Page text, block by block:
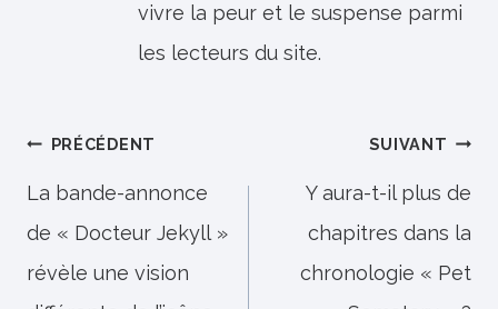
vivre la peur et le suspense parmi
les lecteurs du site.
Navigation
de
l’article
PRÉCÉDENT
La bande-annonce
de « Docteur Jekyll »
révèle une vision
SUIVANT
Y aura-t-il plus de
chapitres dans la
chronologie « Pet